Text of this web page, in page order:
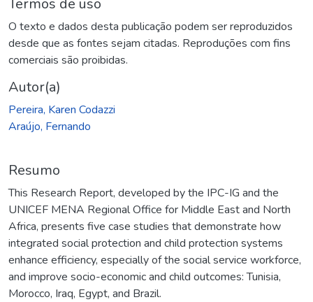
O texto e dados desta publicação podem ser reproduzidos
desde que as fontes sejam citadas. Reproduções com fins
comerciais são proibidas.
Autor(a)
Pereira, Karen Codazzi
Araújo, Fernando
Resumo
This Research Report, developed by the IPC-IG and the
UNICEF MENA Regional Office for Middle East and North
Africa, presents five case studies that demonstrate how
integrated social protection and child protection systems
enhance efficiency, especially of the social service workforce,
and improve socio-economic and child outcomes: Tunisia,
Morocco, Iraq, Egypt, and Brazil.